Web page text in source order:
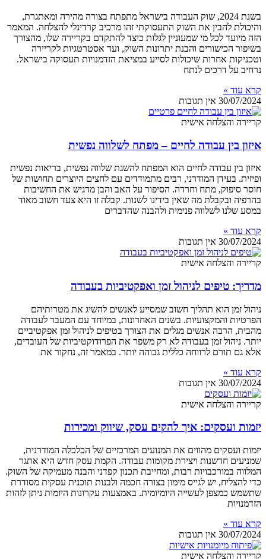
בשנת 2024, שוק העבודה בישראל מתפתח בצורה מהירה ומאתגרת,
והיכולת להבין את השוק התעסוקתי זהו מרכיב קרדינלי להצלחה. המאמר
הזה מיועד לכל מי שמעוניין לגלות כיצד להתקדם בקריירה שלו, מהצורך
בשיפור הכישורים והבנת יתרונות השוק, ועד אסטרטגיות לקריירה
וטכניקות אחרות שיכולות לסייע במציאת הזדמנויות תעסוקה בישראל.
נרחיב על דרכים לנתח
קרא עוד »
30/07/2024 אין תגובות
קריירה והצלחה אישית
איזון בין עבודה לחיים – מפתח לשלווה נפשית
איזון בין עבודה לחיים הוא המפתח להשגת שלווה נפשית, בריאות נפשית
ופיזית. בעידן המודרני, רבים מתמודדים עם לחצים היוצרים תחושות של
חוסר סיפוק, מתח וחרדה. הסיפור על האב והבן מדגיש את החשיבות
בהרפיה ובקבלת מה שאין בידינו לשנות. קבלה זו היא צעד חשוב מאוד
במסע שלנו לשלווה פנימית ולהבנה שהדברים
קרא עוד »
30/07/2024 אין תגובות
קריירה והצלחה אישית
מדריך: טיפים לניהול זמן ואפקטיביות בעבודה
ניהול זמן הוא תהליך חשוב שמסייע לאנשים להשיג את מטרותיהם
הפרטיות והמקצועיות. בשנים האחרונות, במיוחד עם המעבר לעבודה
מהבית, הרבה אנשים מגלים את הצורך בטיפים לניהול זמן אפקטיביים
יותר. ניהול זמן בעבודה לא רק משפר את הפרודוקטיביות של העובדים,
אלא גם תורם לרווחה כללית גבוהה יותר. במאמר זה, נחקור את
קרא עוד »
30/07/2024 אין תגובות
קריירה והצלחה אישית
יזמות ועסקים: איך להקים עסק, שיווק ומכירות
יזמות ועסקים מהווים את המנועים המרכזיים של הכלכלה המודרנית,
שמניעים חדשנות ויצירת מקומות עבודה. הקמת עסק חדש היא אתגר
המלווה במורכבויות רבות, ומחייבת תכנון קפדני והבנה מעמיקה של השוק.
כדי להצליח, יש לגייס מימון בצורה חכמה ולבנות תוכנית עסקית מסודרת
שתשמש כמצפן לעשייה היומיומית. באמצעות עקרונות היזמות ניתן לזהות
הזדמנויות
קרא עוד »
30/07/2024 אין תגובות
קריירה והצלחה אישית